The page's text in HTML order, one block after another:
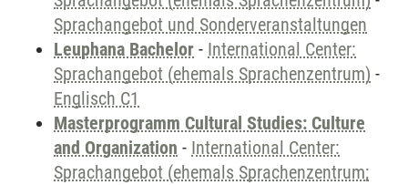
Sprachangebot und Sonderveranstaltungen
Leuphana Bachelor - International Center:
Sprachangebot (ehemals Sprachenzentrum) -
Englisch C1
Masterprogramm Cultural Studies: Culture
and Organization - International Center:
Sprachangebot (ehemals Sprachenzentrum;